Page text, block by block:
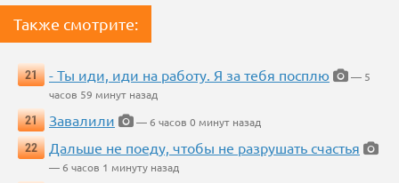
Также смотрите:
21 - Ты иди, иди на работу. Я за тебя посплю
— 5
часов 59 минут назад
21
Завалили
— 6 часов 0 минут назад
22
Дальше не поеду, чтобы не разрушать счастья
— 6 часов 1 минуту назад